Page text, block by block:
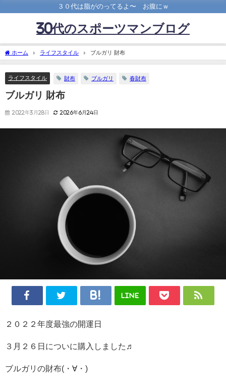
３０代は脂がのってるよ〜 お腹にｗ
30代のスポーツマンブログ
ホーム ライフスタイル ブルガリ 財布
ライフスタイル 財布 ブルガリ 春財布
ブルガリ 財布
2022年3月28日 2026年6月24日
LINE
２０２２年度最強の開運日
３月２６日についに購入しました♬
ブルガリの財布(・∀・)